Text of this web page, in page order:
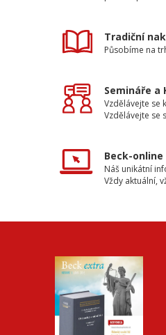
Tradiční
Působíme na
Semináře a
Vzdělávejte se
Vzdělávejte se
Beck-online
Náš unikátní
Vždy aktuální,